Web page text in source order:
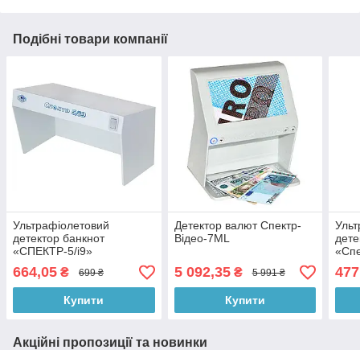
Подібні товари компанії
Ультрафіолетовий
детектор банкнот
«СПЕКТР-5/i9»
664,05 ₴ 699 ₴
Купити
Детектор валют Спектр-
Відео-7МL
5 092,35₴ 5 991 ₴
Купити
477
Акційні пропозиції та новинки